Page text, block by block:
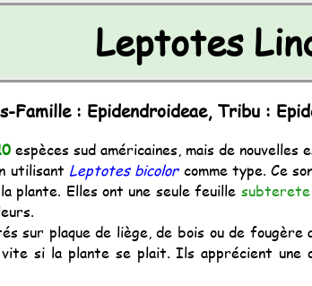
Leptotes
Famille : Epidendroideae, Tribu :
espèces sud américaines, mais de
utilisant Leptotes bicolorcomme type. Ce
plante. Elles ont une seule feuille subterete
sur plaque de liège, de bois ou de
si la plante se plait. Ils apprécient une